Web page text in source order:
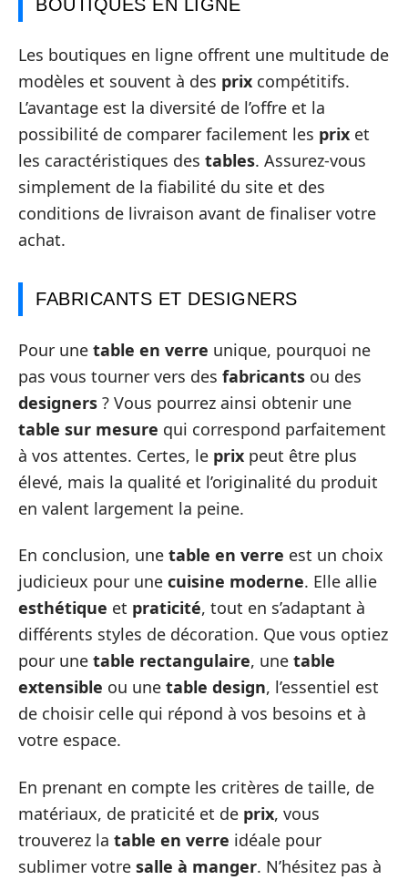
BOUTIQUES EN LIGNE
Les boutiques en ligne offrent une multitude de
modèles et souvent à des prix compétitifs.
L’avantage est la diversité de l’offre et la
possibilité de comparer facilement les prix et
les caractéristiques des tables. Assurez-vous
simplement de la fiabilité du site et des
conditions de livraison avant de finaliser votre
achat.
FABRICANTS ET DESIGNERS
Pour une table en verre unique, pourquoi ne
pas vous tourner vers des fabricants ou des
designers ? Vous pourrez ainsi obtenir une
table sur mesure qui correspond parfaitement
à vos attentes. Certes, le prix peut être plus
élevé, mais la qualité et l’originalité du produit
en valent largement la peine.
En conclusion, une table en verre est un choix
judicieux pour une cuisine moderne. Elle allie
esthétique et praticité, tout en s’adaptant à
différents styles de décoration. Que vous optiez
pour une table rectangulaire, une table
extensible ou une table design, l’essentiel est
de choisir celle qui répond à vos besoins et à
votre espace.
En prenant en compte les critères de taille, de
matériaux, de praticité et de prix, vous
trouverez la table en verre idéale pour
sublimer votre salle à manger. N’hésitez pas à